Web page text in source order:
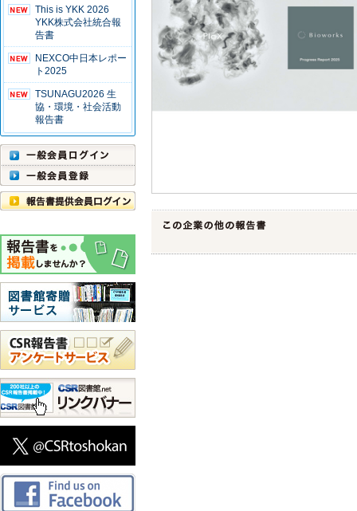
This is YKK 2026
YKK株式会社統合報
告書
NEXCO中日本レポー
ト2025
TSUNAGU2026 生
協・環境・社会活動
報告書